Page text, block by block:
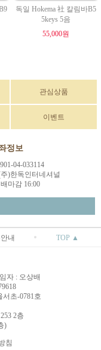
독일 Hokema 社 칼림바B5
5keys 5음
55,000원
관심상품
이벤트
정보
04-033114
)한독인터네셔널
마감 16:00
내 TOP ▲
자 : 오상배
서초-0781호
2층
)
침